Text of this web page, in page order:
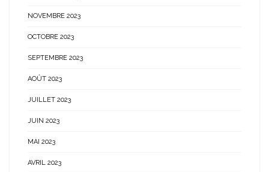
NOVEMBRE 2023
OCTOBRE 2023
SEPTEMBRE 2023
AOÛT 2023
JUILLET 2023
JUIN 2023
MAI 2023
AVRIL 2023